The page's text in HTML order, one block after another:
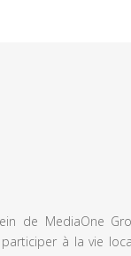
de MediaOne
à la vie